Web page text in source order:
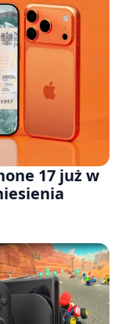
17 już w